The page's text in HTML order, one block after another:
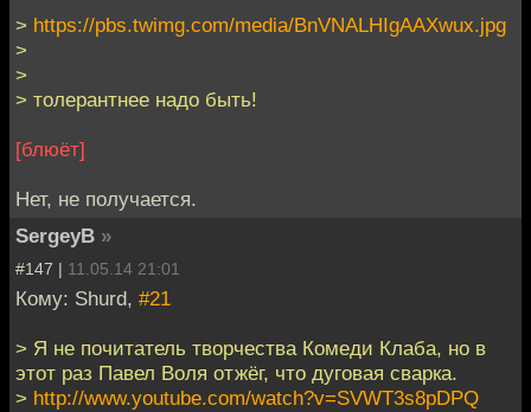
> https://pbs.twimg.com/media/BnVNALHIgAAXwux.jpg
>
>
> толерантнее надо быть!
[блюёт]
Нет, не получается.
SergeyB »
#147 | 11.05.14 21:01
Кому: Shurd, #21
> Я не почитатель творчества Комеди Клаба, но в
этот раз Павел Воля отжёг, что дуговая сварка.
> http://www.youtube.com/watch?v=SVWT3s8pDPQ